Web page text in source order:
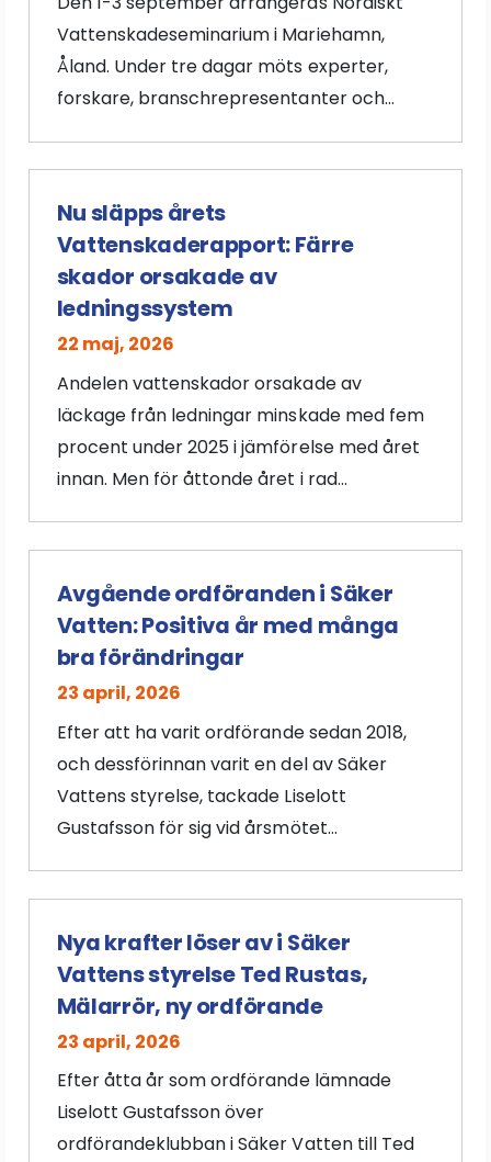
Vattenskadeseminarium i Mariehamn,
Åland. Under tre dagar möts experter,
forskare, branschrepresentanter och...
22 maj, 2026
Nu släpps årets
Vattenskaderapport: Färre
skador orsakade av
ledningssystem
Andelen vattenskador orsakade av
läckage från ledningar minskade med fem
procent under 2025 i jämförelse med året
innan. Men för åttonde året i rad...
23 april, 2026
Avgående ordföranden i Säker
Vatten: Positiva år med många
bra förändringar
Efter att ha varit ordförande sedan 2018,
och dessförinnan varit en del av Säker
Vattens styrelse, tackade Liselott
Gustafsson för sig vid årsmötet...
23 april, 2026
Nya krafter löser av i Säker
Vattens styrelse Ted Rustas,
Mälarrör, ny ordförande
Efter åtta år som ordförande lämnade
Liselott Gustafsson över
ordförandeklubban i Säker Vatten till Ted